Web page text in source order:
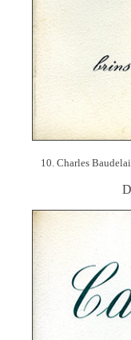
10. Charles